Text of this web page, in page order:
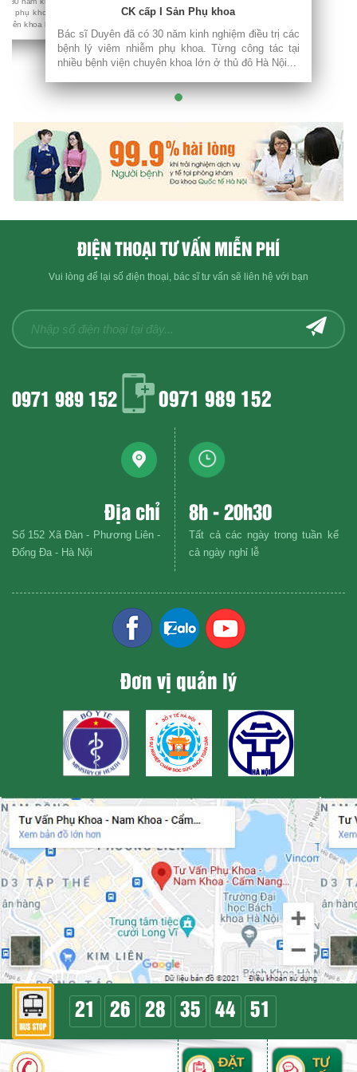
phụ khoa. Từng công tác tại
khoa lớn ở thủ đô Hà Nội...
CK cấp I Sản Phụ khoa
Bác sĩ Duyên đã có 30 năm kinh nghiệm điều trị các
bệnh lý viêm nhiễm phụ khoa. Từng công tác tại
nhiều bệnh viện chuyên khoa lớn ở thủ đô Hà Nội...
ĐIỆN THOẠI TƯ VẤN MIỄN PHÍ
Vui lòng để lại số điện thoại, bác sĩ tư vấn sẽ liên hệ với bạn
0971 989 152 0971 989 152
Địa chỉ
Số 152 Xã Đàn - Phương Liên -
Đống Đa - Hà Nội
8h - 20h30
Tất cả các ngày trong tuần kể
cả ngày nghỉ lễ
Đơn vị quản lý
21 26 28 35 44 51